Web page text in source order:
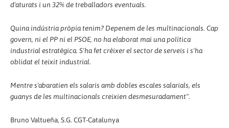
d'aturats i un 32% de treballadors eventuals.
Quina indústria pròpia tenim? Depenem de les multinacionals. Cap
govern, ni el PP ni el PSOE, no ha elaborat mai una política
industrial estratègica. S'ha fet crèixer el sector de serveis i s'ha
oblidat el teixit industrial.
Mentre s'abaratien els salaris amb dobles escales salarials, els
guanys de les multinacionals creixien desmesuradament".
Bruno Valtueña, S.G. CGT-Catalunya